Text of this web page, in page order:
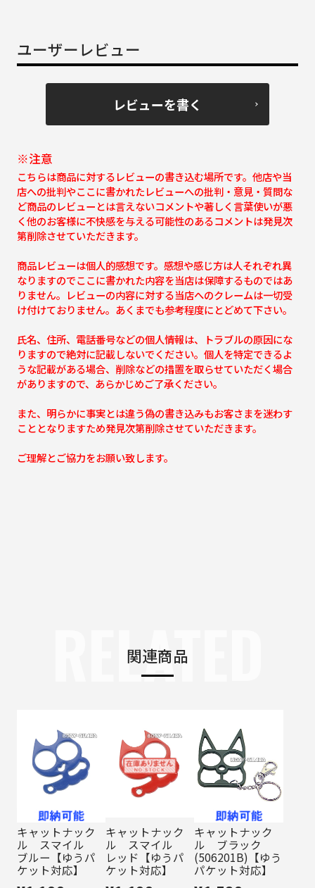
ユーザーレビュー
レビューを書く
※注意
こちらは商品に対するレビューの書き込む場所です。他店や当
店への批判やここに書かれたレビューへの批判・意見・質問な
ど商品のレビューとは言えないコメントや著しく言葉使いが悪
く他のお客様に不快感を与える可能性のあるコメントは発見次
第削除させていただきます。
商品レビューは個人的感想です。感想や感じ方は人それぞれ異
なりますのでここに書かれた内容を当店は保障するものではあ
りません。レビューの内容に対する当店へのクレームは一切受
け付けておりません。あくまでも参考程度にとどめて下さい。
氏名、住所、電話番号などの個人情報は、トラブルの原因にな
りますので絶対に記載しないでください。個人を特定できるよ
うな記載がある場合、削除などの措置を取らせていただく場合
がありますので、あらかじめご了承ください。
また、明らかに事実とは違う偽の書き込みもお客さまを迷わす
こととなりますため発見次第削除させていただきます。
ご理解とご協力をお願い致します。
関連商品
RELATED
キャットナック
ル スマイル
ブルー【ゆうパ
ケット対応】
キャットナック
ル スマイル
レッド【ゆうパ
ケット対応】
キャットナック
ル ブラック
(506201B)【ゆう
パケット対応】